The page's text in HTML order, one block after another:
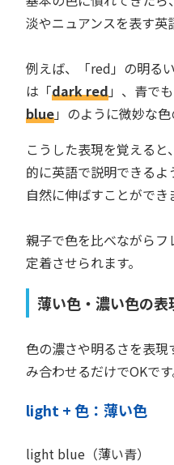
淡やニュアンスを表す英
例えば、「red」の明る
は「dark red」、青で
blue」のように微妙な
こうした表現を覚える
的に英語で説明できる
自然に伸ばすことができ
親子で色を比べながらフ
定着させられます。
薄い色・濃い色の表
色の濃さや明るさを表
み合わせるだけでOKです
light + 色：薄い色
light blue（薄い青）